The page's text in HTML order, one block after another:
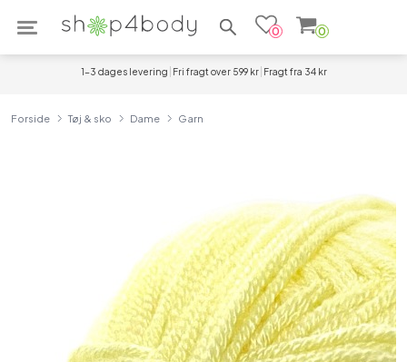
Søg efter produkter
0 0
1-3 dages levering Fri fragt over 599 kr Fragt fra 34 kr
Forside Tøj & sko Dame Garn